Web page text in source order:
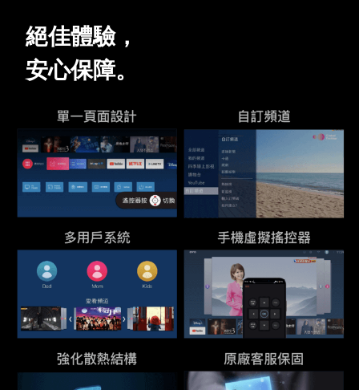
絕佳體驗，
安心保障。